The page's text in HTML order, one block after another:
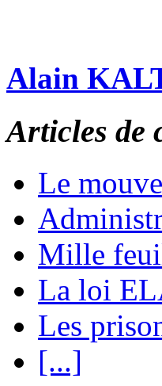
Alain
Articles de
Le
Mille
La loi
Les
[...]